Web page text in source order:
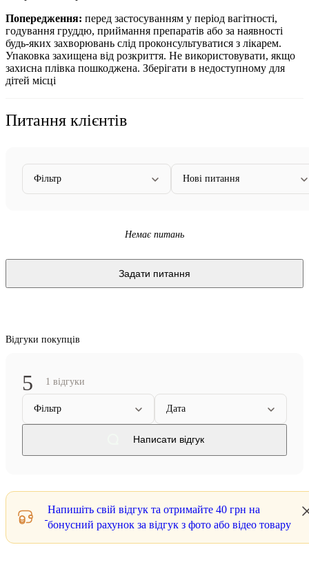
Попередження: перед застосуванням у період вагітності,
годування груддю, приймання препаратів або за наявності
будь-яких захворювань слід проконсультуватися з лікарем.
Упаковка захищена від розкриття. Не використовувати, якщо
захисна плівка пошкоджена. Зберігати в недоступному для
дітей місці
Питання клієнтів
Фільтр Нові питання
Немає питань
Задати питання
Відгуки покупців
5 1 відгуки
Фільтр Дата
Написати відгук
Напишіть свій відгук та отримайте 40 грн на
бонусний рахунок за відгук з фото або відео товару